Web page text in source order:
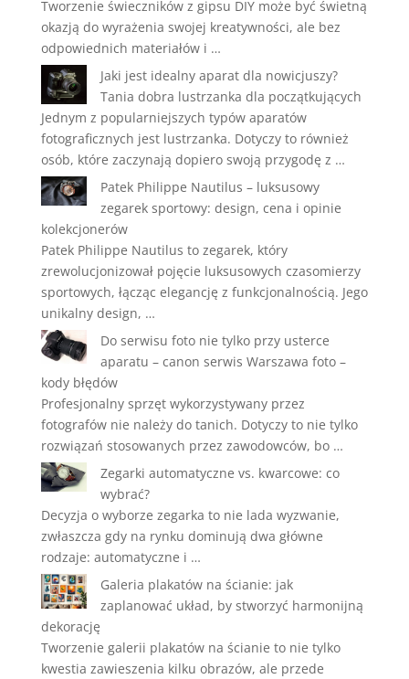
Tworzenie świeczników z gipsu DIY może być świetną
okazją do wyrażenia swojej kreatywności, ale bez
odpowiednich materiałów i …
Jaki jest idealny aparat dla nowicjuszy?
Tania dobra lustrzanka dla początkujących
Jednym z popularniejszych typów aparatów
fotograficznych jest lustrzanka. Dotyczy to również
osób, które zaczynają dopiero swoją przygodę z …
Patek Philippe Nautilus – luksusowy
zegarek sportowy: design, cena i opinie
kolekcjonerów
Patek Philippe Nautilus to zegarek, który
zrewolucjonizował pojęcie luksusowych czasomierzy
sportowych, łącząc elegancję z funkcjonalnością. Jego
unikalny design, …
Do serwisu foto nie tylko przy usterce
aparatu – canon serwis Warszawa foto –
kody błędów
Profesjonalny sprzęt wykorzystywany przez
fotografów nie należy do tanich. Dotyczy to nie tylko
rozwiązań stosowanych przez zawodowców, bo …
Zegarki automatyczne vs. kwarcowe: co
wybrać?
Decyzja o wyborze zegarka to nie lada wyzwanie,
zwłaszcza gdy na rynku dominują dwa główne
rodzaje: automatyczne i …
Galeria plakatów na ścianie: jak
zaplanować układ, by stworzyć harmonijną
dekorację
Tworzenie galerii plakatów na ścianie to nie tylko
kwestia zawieszenia kilku obrazów, ale przede